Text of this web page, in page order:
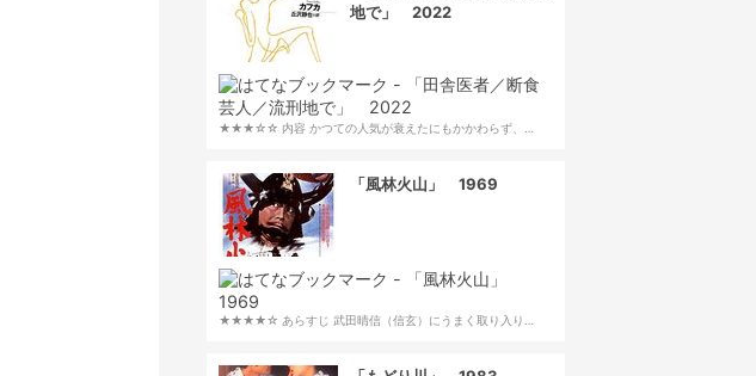
地で」 2022
★★★☆☆ 内容 かつての人気が衰えたにもかかわらず、…
「風林火山」 1969
★★★★☆ あらすじ 武田晴信（信玄）にうまく取り入り…